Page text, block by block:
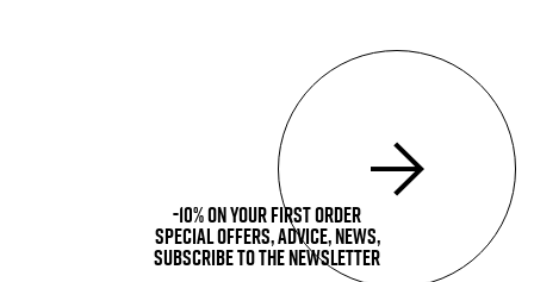
-10% on your first order
Special offers, advice, news,
subscribe to the newsletter